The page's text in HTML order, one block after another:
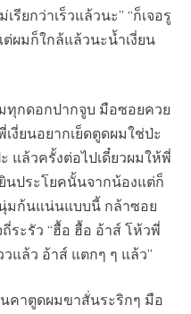
รียกว่าเร็วแล้วนะ” “ก็เจอรู
ผมก็ใกล้แล้วนะน้ำเงี่ยน
ทุกดอกปากจูบ มือซอยควย
งี่ยนอยากเย็ดตูดผมใช่ป่ะ
แล้วครั้งต่อไปเดี๋ยวผมให้พี่
นประโยคนั้นจากน้องแต่ก็
นุ่มก้นแน่นแบบนี้ กล้าซอย
ระรัว “ฮื้อ ฮื้อ อ้าส์ โห้วพี่
แล้ว อ้าส์ แตกๆ ๆ แล้ว”
คาตูดผมขาสั่นระริกๆ มือ